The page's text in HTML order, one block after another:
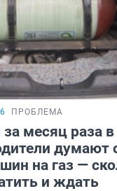
ПРОБЛЕМА
месяц раза в
думают
на газ —
и ждать